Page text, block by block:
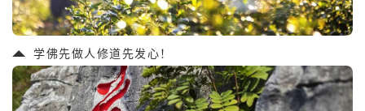
学佛先做人修道先发心！